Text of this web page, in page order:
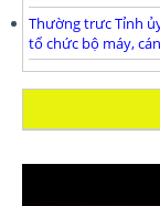
Thường trưc Tỉnh
tổ chức bộ máy,